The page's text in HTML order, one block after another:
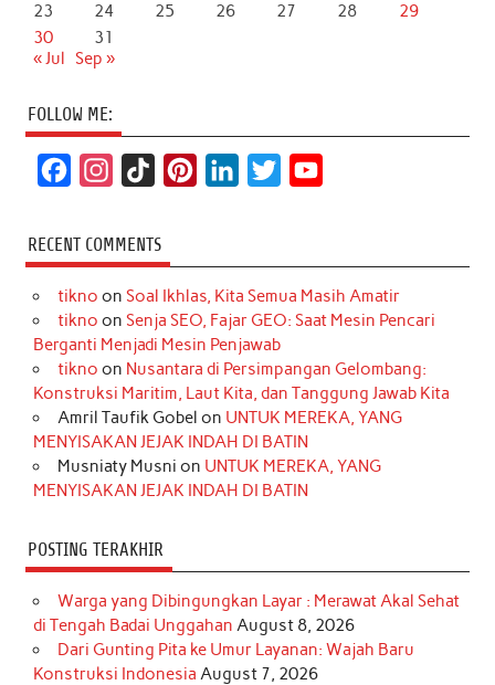
23
24 25 26 27 28
29
30
31
« Jul Sep »
FOLLOW ME:
c
e
b
o
k
s
t
a
r
a
m
k
T
o
k
t
e
e
s
t
k
e
d
I
n
t
t
r
T
u
e
RECENT COMMENTS
tikno on Soal Ikhlas, Kita Semua Masih Amatir
tikno on Senja SEO, Fajar GEO: Saat Mesin Pencari
Berganti Menjadi Mesin Penjawab
tikno on Nusantara di Persimpangan Gelombang:
Konstruksi Maritim, Laut Kita, dan Tanggung Jawab Kita
Amril Taufik Gobel on UNTUK MEREKA, YANG
MENYISAKAN JEJAK INDAH DI BATIN
Musniaty Musni on UNTUK MEREKA, YANG
MENYISAKAN JEJAK INDAH DI BATIN
POSTING TERAKHIR
Warga yang Dibingungkan Layar : Merawat Akal Sehat
di Tengah Badai Unggahan August 8, 2026
Dari Gunting Pita ke Umur Layanan: Wajah Baru
Konstruksi Indonesia August 7, 2026